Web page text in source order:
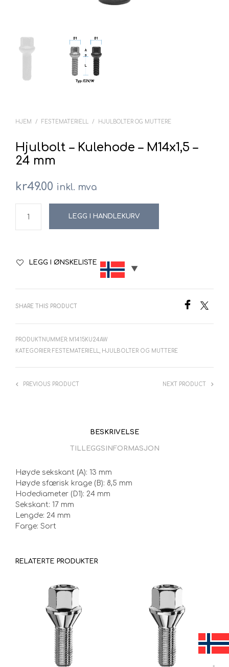
HJEM / FESTEMATERIELL / HJULBOLTER OG MUTTERE
Hjulbolt – Kulehode – M14x1,5 –
24 mm
kr49.00 inkl. mva
LEGG I HANDLEKURV
LEGG I ØNSKELISTE
SHARE THIS PRODUCT
PRODUKTNUMMER: M1415KU24AW
KATEGORIER: FESTEMATERIELL, HJULBOLTER OG MUTTERE
PREVIOUS PRODUCT NEXT PRODUCT
BESKRIVELSE
TILLEGGSINFORMASJON
Høyde sekskant (A): 13 mm
Høyde sfærisk krage (B): 8,5 mm
Hodediameter (D1): 24 mm
Sekskant: 17 mm
Lengde: 24 mm
Farge: Sort
RELATERTE PRODUKTER